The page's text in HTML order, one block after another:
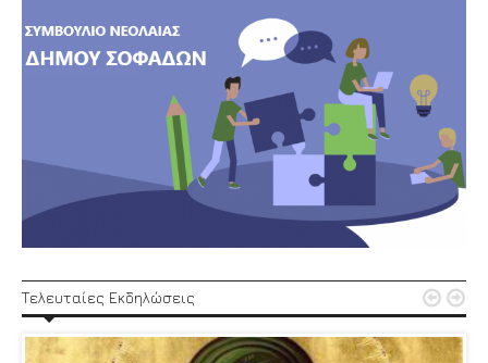
Τελευταίες Εκδηλώσεις  